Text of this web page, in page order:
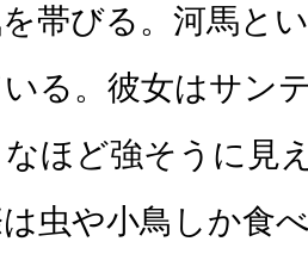
帯びる。河馬と
る。彼女はサン
ほど強そうに見
虫や小鳥しか食